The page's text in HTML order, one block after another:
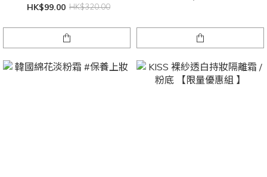
HK$99.00 HK$320.00